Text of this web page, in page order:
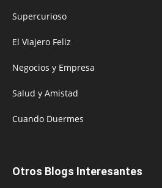
Supercurioso
El Viajero Feliz
Negocios y Empresa
Salud y Amistad
Cuando Duermes
Otros Blogs Interesantes